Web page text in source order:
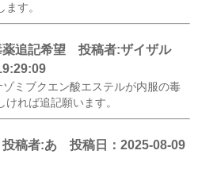
す。
追記希望 投稿者:ザイザル
ゾミブクエン酸エステルが内服の毒
れば追記願います。
稿者:あ 投稿日：2025-08-09